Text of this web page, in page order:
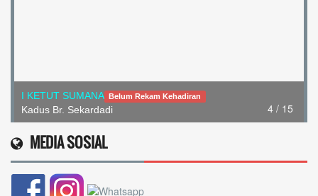
4 / 15
I KETUT SUMANA Belum Rekam Kehadiran
Kadus Br. Sekardadi
MEDIA SOSIAL